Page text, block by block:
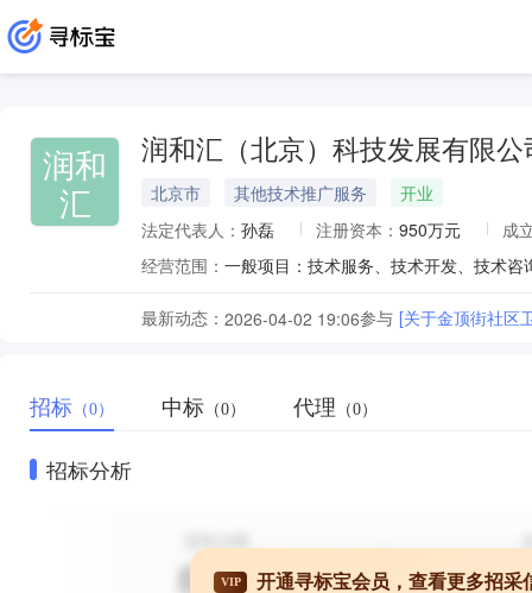
润和
汇
润和汇（北京）科技发展有限公
北京市 其他技术推广服务
开业
法定代表人： 孙磊 注册资本： 950万元
成
经营范围：
最新动态： 2026-04-02 19:06参与 [关于金顶街社区
招标 （0） 中标 （0） 代理 （0）
招标分析
VIP 开通寻标宝会员，查看更多招采